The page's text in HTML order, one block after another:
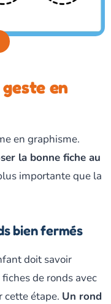
en
en graphisme.
la bonne fiche au
importante que la
bien fermés
doit savoir
de ronds avec
cette étape. Un rond